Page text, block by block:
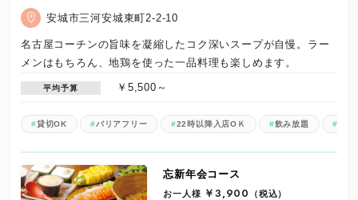
安城市三河安城東町2-2-10
名古屋コーチンの旨味を凝縮したコク深いスープが自慢。ラー
メンはもちろん、地鶏を使った一品料理も楽しめます。
平均予算 ￥5,500～
貸切OK バリアフリー 22時以降入店OＫ 飲み放題
忘新年会コース
お一人様 ￥3,900
（税込）